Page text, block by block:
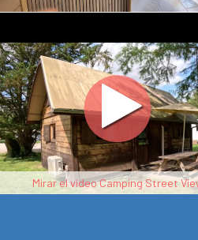
Mirar el video Camping Street